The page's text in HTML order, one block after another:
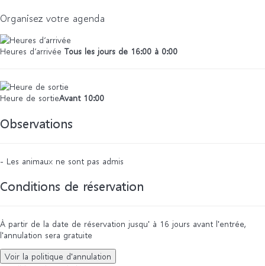
Organisez votre agenda
Heures d’arrivée Tous les jours de 16:00 à 0:00
Heure de sortieAvant 10:00
Observations
- Les animaux ne sont pas admis
Conditions de réservation
À partir de la date de réservation jusqu' à 16 jours avant l'entrée,
l'annulation sera gratuite
Voir la politique d'annulation